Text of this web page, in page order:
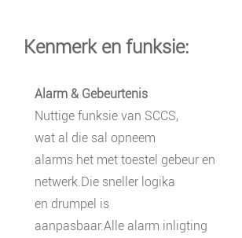
Kenmerk en funksie:
Alarm & Gebeurtenis
Nuttige funksie van SCCS,
wat al die sal opneem
alarms het met toestel gebeur en
netwerk.Die sneller logika
en drumpel is
aanpasbaar.Alle alarm inligting